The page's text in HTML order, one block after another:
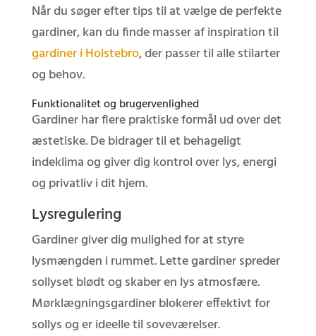
Når du søger efter tips til at vælge de perfekte
gardiner, kan du finde masser af inspiration til
gardiner i Holstebro, der passer til alle stilarter
og behov.
Funktionalitet og brugervenlighed
Gardiner har flere praktiske formål ud over det
æstetiske. De bidrager til et behageligt
indeklima og giver dig kontrol over lys, energi
og privatliv i dit hjem.
Lysregulering
Gardiner giver dig mulighed for at styre
lysmængden i rummet. Lette gardiner spreder
sollyset blødt og skaber en lys atmosfære.
Mørklægningsgardiner blokerer effektivt for
sollys og er ideelle til soveværelser.